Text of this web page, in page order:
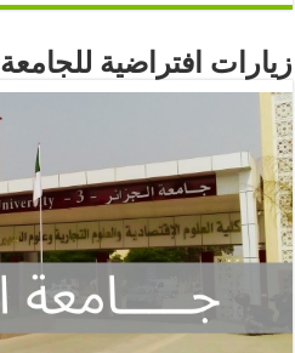
زيارات افتراضية للجامعة